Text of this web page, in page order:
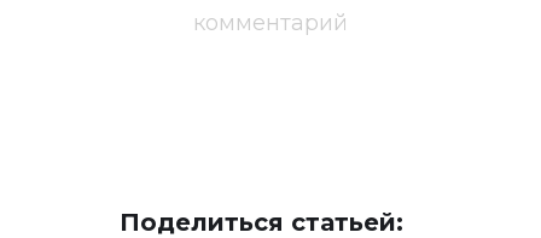
комментарий
Поделиться статьей: